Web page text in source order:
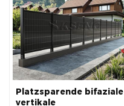
Platzsparende bifaziale
vertikale